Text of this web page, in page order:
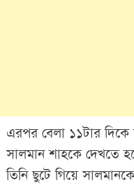
এরপর বেলা ১১টার
সালমান শাহকে দেখতে
তিনি ছুটে গিয়ে